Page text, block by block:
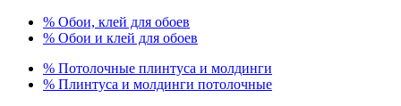
% Обои, клей для обоев
% Обои и клей для обоев
% Потолочные плинтуса и молдинги
% Плинтуса и молдинги потолочные